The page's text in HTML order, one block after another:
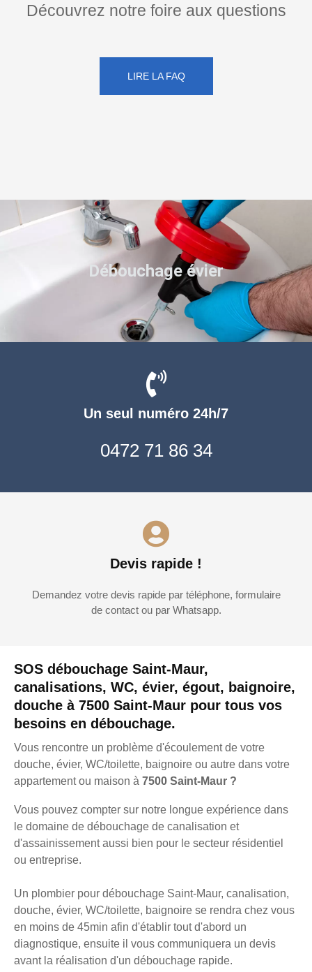
Découvrez notre foire aux questions
LIRE LA FAQ
SOS débouchage Saint-Maur,
canalisations, WC, évier, égout, baignoire,
douche à 7500 Saint-Maur pour tous vos
besoins en débouchage.
Vous rencontre un problème d'écoulement de votre
douche, évier, WC/toilette, baignoire ou autre dans votre
appartement ou maison à 7500 Saint-Maur ?
Vous pouvez compter sur notre longue expérience dans
le domaine de débouchage de canalisation et
d'assainissement aussi bien pour le secteur résidentiel
ou entreprise.
Un plombier pour débouchage Saint-Maur, canalisation,
douche, évier, WC/toilette, baignoire se rendra chez vous
en moins de 45min afin d'établir tout d'abord un
diagnostique, ensuite il vous communiquera un devis
avant la réalisation d'un débouchage rapide.
Un seul numéro 24h/7
0472 71 86 34
Devis rapide !
Demandez votre devis rapide par téléphone, formulaire
de contact ou par Whatsapp.
Débouchage évier